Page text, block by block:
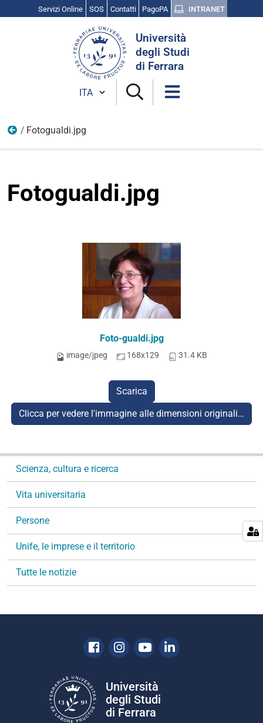
Servizi Online SOS Contatti PagoPA INTRANET
Università
degli Studi
di Ferrara
Cambia lingua
Marzo
Fotogualdi.jpg
Fotogualdi.jpg
Foto-gualdi.jpg
image/jpeg 168x129 31.4 KB
Scarica
Clicca per vedere l'immagine alle dimensioni originali…
i
a
i
n
Scienza, cultura e ricerca
Vita universitaria
Persone
Unife, le imprese e il territorio
Tutte le notizie
Facebook
Instagram
YoutubeLinkedin
Università
degli Studi
di Ferrara